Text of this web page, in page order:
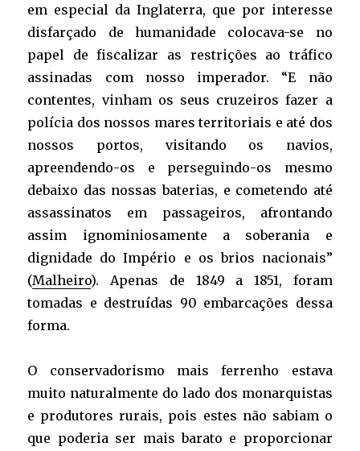
em especial da Inglaterra, que por interesse
disfarçado de humanidade colocava-se no
papel de fiscalizar as restrições ao tráfico
assinadas com nosso imperador. “E não
contentes, vinham os seus cruzeiros fazer a
polícia dos nossos mares territoriais e até dos
nossos portos, visitando os navios,
apreendendo-os e perseguindo-os mesmo
debaixo das nossas baterias, e cometendo até
assassinatos em passageiros, afrontando
assim ignominiosamente a soberania e
dignidade do Império e os brios nacionais”
(Malheiro). Apenas de 1849 a 1851, foram
tomadas e destruídas 90 embarcações dessa
forma.
O conservadorismo mais ferrenho estava
muito naturalmente do lado dos monarquistas
e produtores rurais, pois estes não sabiam o
que poderia ser mais barato e proporcionar